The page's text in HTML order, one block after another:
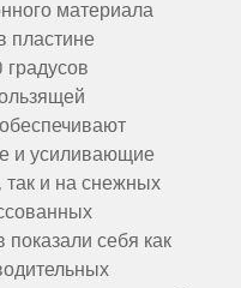
материала
пластине
и усиливающие
так и на снежных
себя как